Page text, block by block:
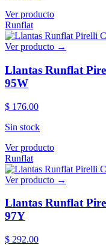
Ver producto
Runflat
Ver producto →
Llantas Runflat
95W
$ 176.00
Sin stock
Ver producto
Runflat
Ver producto →
Llantas Runflat
97Y
$ 292.00